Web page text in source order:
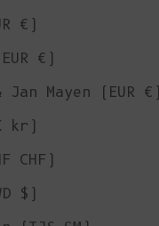
€)
€)
Jan Mayen (EUR €)
kr)
CHF)
$)